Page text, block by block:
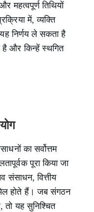
महत्वपूर्ण तिथियों
में, व्यक्ति
निर्णय ले सकता है
है और किन्हें स्थगित
का सर्वोत्तम
पूरा किया जा
वित्तीय
होते हैं। जब संगठन
तो यह सुनिश्चित